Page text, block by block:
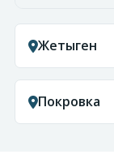
Жетыген
Покровка